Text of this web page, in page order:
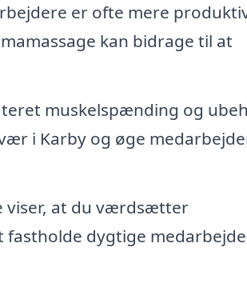
er ofte mere
kan bidrage til at
muskelspænding og
i Karby og øge
viser, at du værdsætter
dygtige